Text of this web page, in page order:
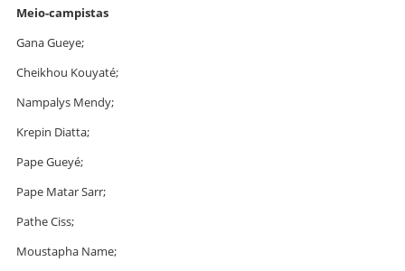
Meio-campistas
Gana Gueye;
Cheikhou Kouyaté;
Nampalys Mendy;
Krepin Diatta;
Pape Gueyé;
Pape Matar Sarr;
Pathe Ciss;
Moustapha Name;